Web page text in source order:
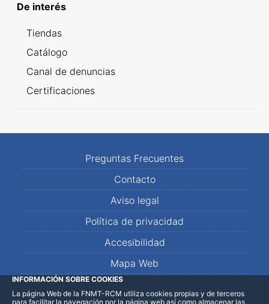
De interés
Tiendas
Catálogo
Canal de denuncias
Certificaciones
Preguntas Frecuentes
Contacto
Aviso legal
Política de privacidad
Accesibilidad
Mapa Web
LinkedInFacebookWhatsApp
INFORMACIÓN SOBRE COOKIES
La página Web de la FNMT-RCM utiliza cookies propias y de terceros
para facilitar la navegación por la página web así como almacenar las